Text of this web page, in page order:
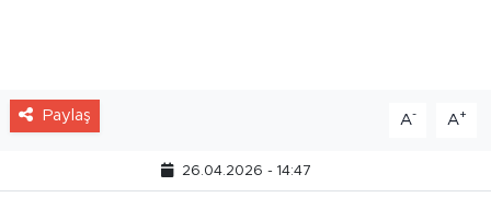
Paylaş A- A+
26.04.2026 - 14:47